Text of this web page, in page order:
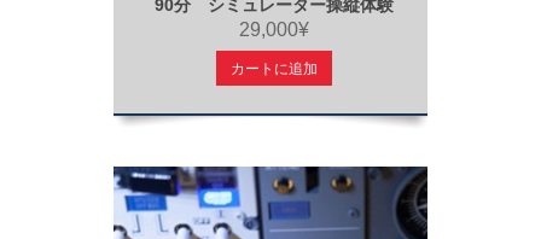
90分 シミュレーター操縦体験
29,000¥
カートに追加